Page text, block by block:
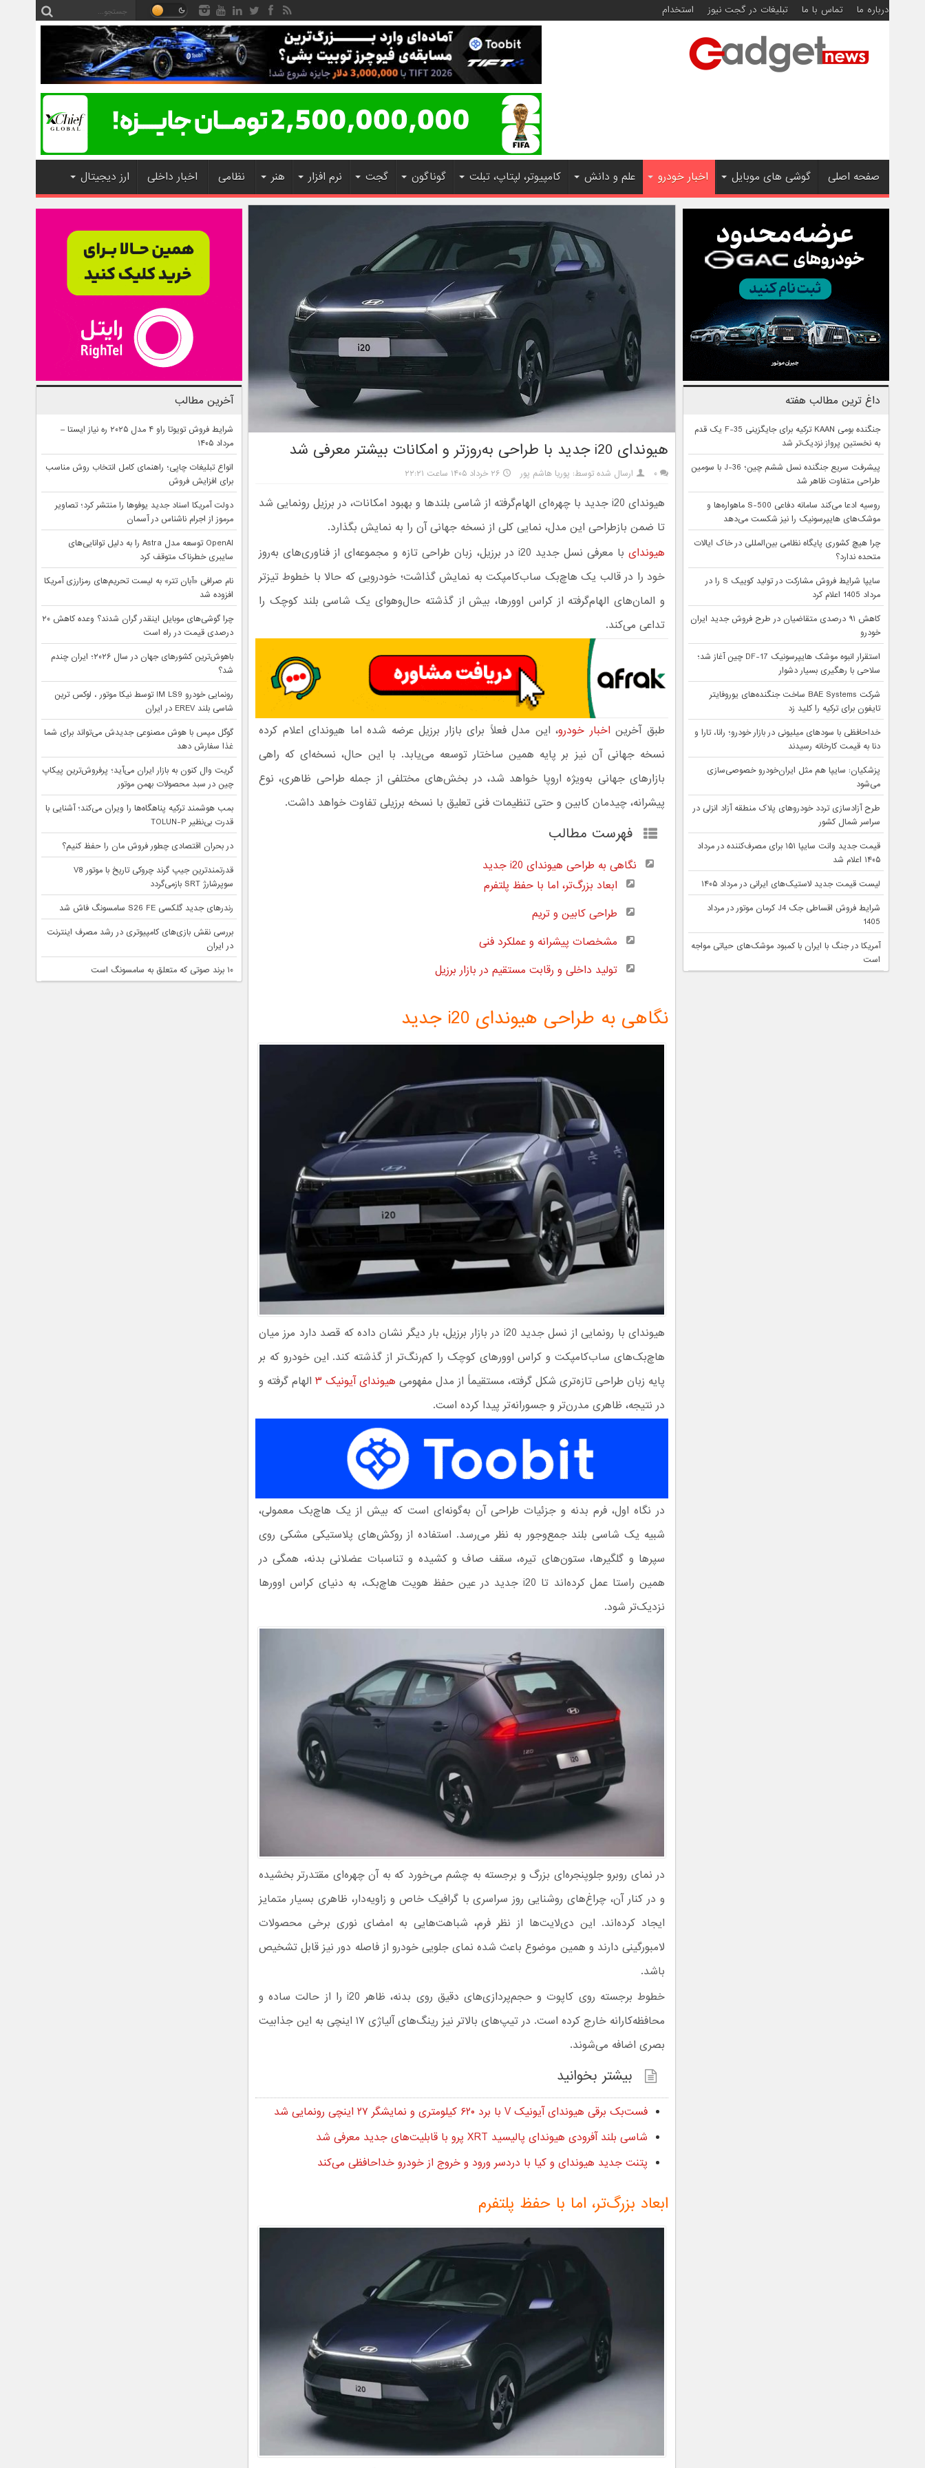
درباره ما تماس با ما تبلیغات در گجت نیوز استخدام
صفحه اصلی گوشی های موبایل اخبار خودرو علم و دانش کامپیوتر، لپتاپ، تبلت گوناگون گجت نرم افزار هنر نظامی اخبار داخلی ارز دیجیتال
هیوندای i20 جدید با طراحی به‌روزتر و امکانات بیشتر معرفی شد
۰ ارسال شده توسط: پوریا هاشم پور ۲۶ خرداد ۱۴۰۵ ساعت ۲۲:۲۱
هیوندای i20 جدید با چهره‌ای الهام‌گرفته از شاسی‌ بلندها و بهبود امکانات، در برزیل رونمایی شد
تا ضمن بازطراحی این مدل، نمایی کلی از نسخه جهانی آن را به نمایش بگذارد.
هیوندای
با معرفی نسل جدید i20 در برزیل، زبان طراحی تازه و مجموعه‌ای از فناوری‌های به‌روز
خود را در قالب یک هاچ‌بک ساب‌کامپکت به نمایش گذاشت؛ خودرویی که حالا با خطوط تیزتر
و المان‌های الهام‌گرفته از کراس‌ اوورها، بیش از گذشته حال‌وهوای یک شاسی‌ بلند کوچک را
تداعی می‌کند.
طبق آخرین اخبار خودرو، این مدل فعلاً برای بازار برزیل عرضه شده اما هیوندای اعلام کرده
نسخه جهانی آن نیز بر پایه همین ساختار توسعه می‌یابد. با این حال، نسخه‌ای که راهی
بازارهای جهانی به‌ویژه اروپا خواهد شد، در بخش‌های مختلفی از جمله طراحی ظاهری، نوع
پیشرانه، چیدمان کابین و حتی تنظیمات فنی تعلیق با نسخه برزیلی تفاوت خواهد داشت.
فهرست مطالب
نگاهی به طراحی هیوندای i20 جدید
ابعاد بزرگ‌تر، اما با حفظ پلتفرم
طراحی کابین و تریم
مشخصات پیشرانه و عملکرد فنی
تولید داخلی و رقابت مستقیم در بازار برزیل
نگاهی به طراحی هیوندای i20 جدید
هیوندای با رونمایی از نسل جدید i20 در بازار برزیل، بار دیگر نشان داده که قصد دارد مرز میان
هاچ‌بک‌های ساب‌کامپکت و کراس‌ اوورهای کوچک را کم‌رنگ‌تر از گذشته کند. این خودرو که بر
پایه زبان طراحی تازه‌تری شکل گرفته، مستقیماً از مدل مفهومی هیوندای آیونیک ۳
الهام گرفته و
در نتیجه، ظاهری مدرن‌تر و جسورانه‌تر پیدا کرده است.
در نگاه اول، فرم بدنه و جزئیات طراحی آن به‌گونه‌ای است که بیش از یک هاچ‌بک معمولی،
شبیه یک شاسی‌ بلند جمع‌وجور به نظر می‌رسد. استفاده از روکش‌های پلاستیکی مشکی روی
سپرها و گلگیرها، ستون‌های تیره، سقف صاف و کشیده و تناسبات عضلانی بدنه، همگی در
همین راستا عمل کرده‌اند تا i20 جدید در عین حفظ هویت هاچ‌بک، به دنیای کراس‌ اوورها
نزدیک‌تر شود.
در نمای روبرو جلوپنجره‌ای بزرگ و برجسته به چشم می‌خورد که به آن چهره‌ای مقتدرتر بخشیده
و در کنار آن، چراغ‌های روشنایی روز سراسری با گرافیک خاص و زاویه‌دار، ظاهری بسیار متمایز
ایجاد کرده‌اند. این دی‌لایت‌ها از نظر فرم، شباهت‌هایی به امضای نوری برخی محصولات
لامبورگینی دارند و همین موضوع باعث شده نمای جلویی خودرو از فاصله دور نیز قابل تشخیص
باشد.
خطوط برجسته روی کاپوت و حجم‌پردازی‌های دقیق روی بدنه، ظاهر i20 را از حالت ساده و
محافظه‌کارانه خارج کرده است. در تیپ‌های بالاتر نیز رینگ‌های آلیاژی ۱۷ اینچی به این جذابیت
بصری اضافه می‌شوند.
بیشتر بخوانید
فست‌بک برقی هیوندای آیونیک V با برد ۶۲۰ کیلومتری و نمایشگر ۲۷ اینچی رونمایی شد
شاسی بلند آفرودی هیوندای پالیسید XRT پرو با قابلیت‌های جدید معرفی شد
پتنت جدید هیوندای و کیا با دردسر ورود و خروج از خودرو خداحافظی می‌کند
ابعاد بزرگ‌تر، اما با حفظ پلتفرم
داغ ترین مطالب هفته
جنگنده بومی KAAN ترکیه برای جایگزینی F-35 یک قدم
به نخستین پرواز نزدیک‌تر شد
پیشرفت سریع جنگنده نسل ششم چین؛ J-36 با سومین
طراحی متفاوت ظاهر شد
روسیه ادعا می‌کند سامانه دفاعی S-500 ماهواره‌ها و
موشک‌های هایپرسونیک را نیز شکست می‌دهد
چرا هیچ کشوری پایگاه نظامی بین‌المللی در خاک ایالات
متحده ندارد؟
سایپا شرایط فروش مشارکت در تولید کوییک S را در
مرداد 1405 اعلام کرد
کاهش ۹۱ درصدی متقاضیان در طرح فروش جدید ایران
خودرو
استقرار انبوه موشک هایپرسونیک DF-17 چین آغاز شد؛
سلاحی با رهگیری بسیار دشوار
شرکت BAE Systems ساخت جنگنده‌های یوروفایتر
تایفون برای ترکیه را کلید زد
خداحافظی با سودهای میلیونی در بازار خودرو؛ رانا، تارا و
دنا به قیمت کارخانه رسیدند
پزشکیان: سایپا هم مثل ایران‌خودرو خصوصی‌سازی
می‌شود
طرح آزادسازی تردد خودروهای پلاک منطقه آزاد انزلی در
سراسر شمال کشور
قیمت جدید وانت سایپا ۱۵۱ برای مصرف‌کننده در مرداد
۱۴۰۵ اعلام شد
لیست قیمت جدید لاستیک‌های ایرانی در مرداد ۱۴۰۵
شرایط فروش اقساطی جک J4 کرمان موتور در مرداد
1405
آمریکا در جنگ با ایران با کمبود موشک‌های حیاتی مواجه
است
آخرین مطالب
شرایط فروش تویوتا راو ۴ مدل ۲۰۲۵ ره نیاز ایستا –
مرداد ۱۴۰۵
انواع تبلیغات چاپی؛ راهنمای کامل انتخاب روش مناسب
برای افزایش فروش
دولت آمریکا اسناد جدید یوفوها را منتشر کرد؛ تصاویر
مرموز از اجرام ناشناس در آسمان
OpenAI توسعه مدل Astra را به دلیل توانایی‌های
سایبری خطرناک متوقف کرد
نام صرافی «آبان‌ تتر» به لیست تحریم‌های رمزارزی آمریکا
افزوده شد
چرا گوشی‌های موبایل اینقدر گران شدند؟ وعده کاهش ۲۰
درصدی قیمت در راه است
باهوش‌ترین کشورهای جهان در سال ۲۰۲۶؛ ایران چندم
شد؟
رونمایی خودرو IM LS9 توسط نیکا موتور ، لوکس ترین
شاسی بلند EREV در ایران
گوگل مپس با هوش مصنوعی جدیدش می‌تواند برای شما
غذا سفارش دهد
گریت وال کنون به بازار ایران می‌آید؛ پرفروش‌ترین پیکاپ
چین در سبد محصولات بهمن موتور
بمب هوشمند ترکیه پناهگاه‌ها را ویران می‌کند؛ آشنایی با
قدرت بی‌نظیر TOLUN-P
در بحران اقتصادی چطور فروش مان را حفظ کنیم؟
قدرتمندترین جیپ گرند چروکی تاریخ با موتور V8
سوپرشارژ SRT بازمی‌گردد
رندرهای جدید گلکسی S26 FE سامسونگ فاش شد
بررسی نقش بازی‌های کامپیوتری در رشد مصرف اینترنت
در ایران
۱۰ برند صوتی که متعلق به سامسونگ است